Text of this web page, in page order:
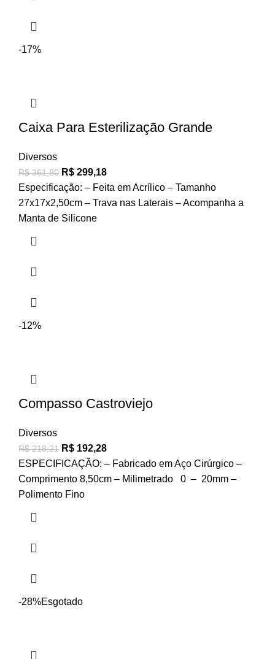
-17%
Caixa Para Esterilização Grande
Diversos
R$361,80 R$ 299,18
Especificação: – Feita em Acrílico – Tamanho
27x17x2,50cm – Trava nas Laterais – Acompanha a
Manta de Silicone
-12%
Compasso Castroviejo
Diversos
R$218,21 R$ 192,28
ESPECIFICAÇÃO: – Fabricado em Aço Cirúrgico –
Comprimento 8,50cm – Milimetrado 0 – 20mm –
Polimento Fino
-28%Esgotado